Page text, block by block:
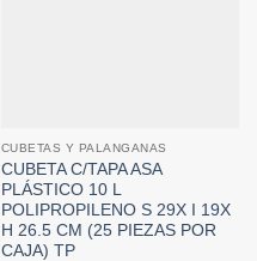
CUBETAS Y PALANGANAS
CUBETA C/TAPA ASA
PLÁSTICO 10 L
POLIPROPILENO S 29X I 19X
H 26.5 CM (25 PIEZAS POR
CAJA) TP